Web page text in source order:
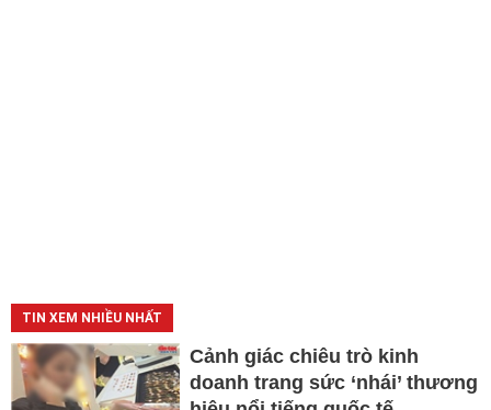
TIN XEM NHIỀU NHẤT
Cảnh giác chiêu trò kinh
doanh trang sức ‘nhái’ thương